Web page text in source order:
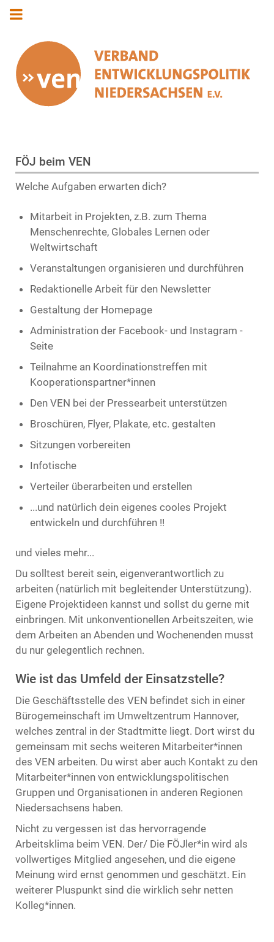
FÖJ beim VEN
Welche Aufgaben erwarten dich?
Mitarbeit in Projekten, z.B. zum Thema
Menschenrechte, Globales Lernen oder
Weltwirtschaft
Veranstaltungen organisieren und durchführen
Redaktionelle Arbeit für den Newsletter
Gestaltung der Homepage
Administration der Facebook- und Instagram -
Seite
Teilnahme an Koordinationstreffen mit
Kooperationspartner*innen
Den VEN bei der Pressearbeit unterstützen
Broschüren, Flyer, Plakate, etc. gestalten
Sitzungen vorbereiten
Infotische
Verteiler überarbeiten und erstellen
...und natürlich dein eigenes cooles Projekt
entwickeln und durchführen !!
und vieles mehr...
Du solltest bereit sein, eigenverantwortlich zu
arbeiten (natürlich mit begleitender Unterstützung).
Eigene Projektideen kannst und sollst du gerne mit
einbringen. Mit unkonventionellen Arbeitszeiten, wie
dem Arbeiten an Abenden und Wochenenden musst
du nur gelegentlich rechnen.
Wie ist das Umfeld der Einsatzstelle?
Die Geschäftsstelle des VEN befindet sich in einer
Bürogemeinschaft im Umweltzentrum Hannover,
welches zentral in der Stadtmitte liegt. Dort wirst du
gemeinsam mit sechs weiteren Mitarbeiter*innen
des VEN arbeiten. Du wirst aber auch Kontakt zu den
Mitarbeiter*innen von entwicklungspolitischen
Gruppen und Organisationen in anderen Regionen
Niedersachsens haben.
Nicht zu vergessen ist das hervorragende
Arbeitsklima beim VEN. Der/ Die FÖJler*in wird als
vollwertiges Mitglied angesehen, und die eigene
Meinung wird ernst genommen und geschätzt. Ein
weiterer Pluspunkt sind die wirklich sehr netten
Kolleg*innen.